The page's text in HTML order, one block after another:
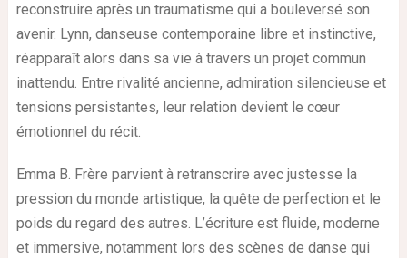
reconstruire après un traumatisme qui a bouleversé son
avenir. Lynn, danseuse contemporaine libre et instinctive,
réapparaît alors dans sa vie à travers un projet commun
inattendu. Entre rivalité ancienne, admiration silencieuse et
tensions persistantes, leur relation devient le cœur
émotionnel du récit.
Emma B. Frère parvient à retranscrire avec justesse la
pression du monde artistique, la quête de perfection et le
poids du regard des autres. L’écriture est fluide, moderne
et immersive, notamment lors des scènes de danse qui